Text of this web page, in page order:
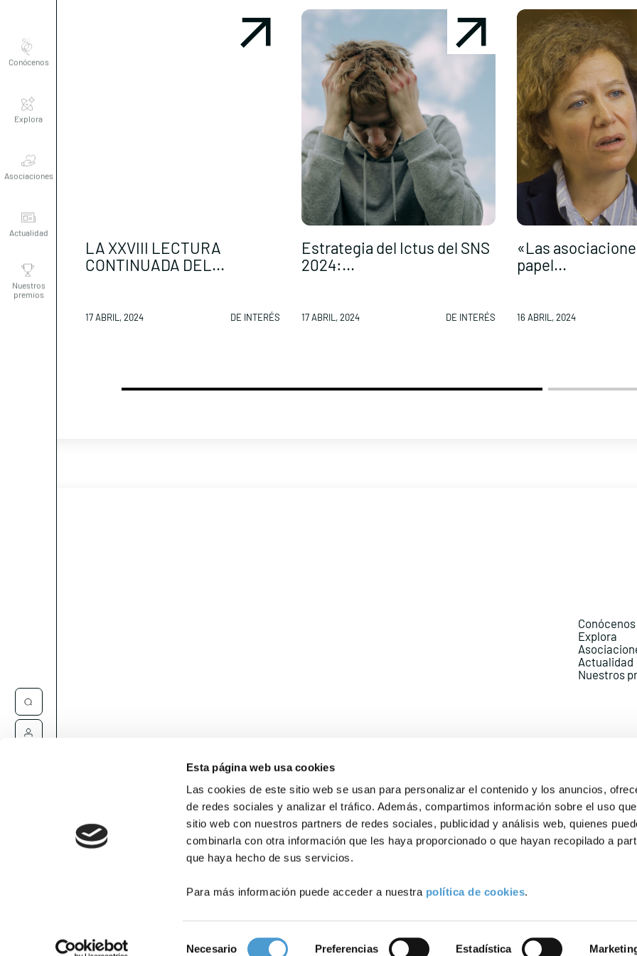
Esta página web usa cookies
Las cookies de este sitio web se usan para personalizar el contenido y los anuncios,
de redes sociales y analizar el tráfico. Además, compartimos información sobre el uso
sitio web con nuestros partners de redes sociales, publicidad y análisis web, quienes
combinarla con otra información que les haya proporcionado o que hayan recopilado a
que haya hecho de sus servicios.
Para más información puede acceder a nuestra política de cookies.
Necesario Preferencias Estadística
Conócenos
Explora
Asociaciones
Actualidad
Nuestros
premios
LA XXVIII LECTURA
CONTINUADA DEL...
17 ABRIL, 2024 DE INTERÉS
Estrategia del Ictus del SNS
2024:...
17 ABRIL, 2024 DE INTERÉS
«Las
papel...
16 ABRIL, 2024
Conócenos
Explora
Actualidad
Nuestros
Política de Privacidad Política de Cookies Aviso